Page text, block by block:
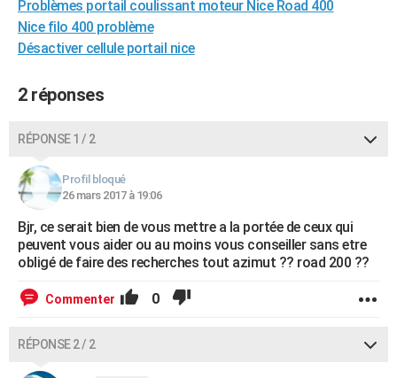
Alimentation
Guide de la santé
Maladies
Médicaments
Sommeil
Destinations
City break
Voyage nature
Voyage de noces
Forum
Climat
PHOTO
GUIDES D'ACHAT
Carte de Noël
Carte Bonne année
Carte Saint-Valentin
Carte Pâques
Carte d'anniversaire
DICTIONNAIRE
Dictionnaire
Biographies
Citations
Expressions
Proverbes
PROGRAMME TV
COPAINS D'AVANT
S'inscrire
Se connecter
Lycées
Collèges
Primaires
Universités
Entreprises
Service militaire
Avis de recherche
AVIS DE DÉCÈS
FORUM
Bricolage
Lifestyle
Culture
Sport
Auto
Television
Voyage
Cinema
Problèmes portail coulissant moteur Nice Road 400
Nice filo 400 problème
Désactiver cellule portail nice
2 réponses
RÉPONSE 1 / 2
Profil bloqué
26 mars 2017 à 19:06
Bjr, ce serait bien de vous mettre a la portée de ceux qui
peuvent vous aider ou au moins vous conseiller sans etre
obligé de faire des recherches tout azimut ?? road 200 ??
Commenter 0
RÉPONSE 2 / 2